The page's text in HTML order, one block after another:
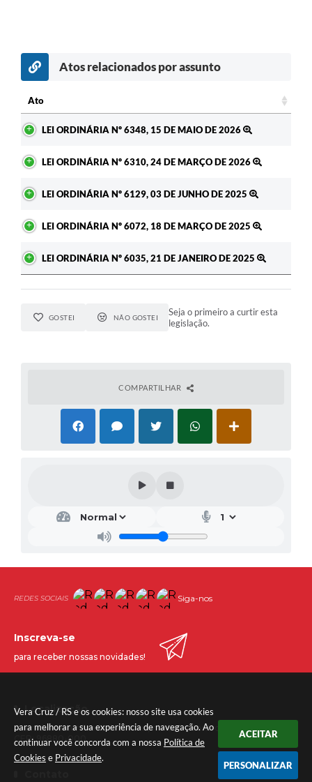
Vera Cruz / RS e os cookies: nosso site usa cookies
para melhorar a sua experiência de navegação. Ao
continuar você concorda com a nossa Política de
Cookies e Privacidade.
ACEITAR
PERSONALIZAR
Atos relacionados por assunto
Ato
LEI ORDINÁRIA Nº 6348, 15 DE MAIO DE 2026
LEI ORDINÁRIA Nº 6310, 24 DE MARÇO DE 2026
LEI ORDINÁRIA Nº 6129, 03 DE JUNHO DE 2025
LEI ORDINÁRIA Nº 6072, 18 DE MARÇO DE 2025
LEI ORDINÁRIA Nº 6035, 21 DE JANEIRO DE 2025
GOSTEI NÃO GOSTEI
Seja o primeiro a curtir esta
legislação.
COMPARTILHAR
Siga-nos
Localização
Avenida Nestor Frederico Henn, nº 1.645 - Centro
CEP: 96880-000
Inscreva-se
para receber nossas novidades!